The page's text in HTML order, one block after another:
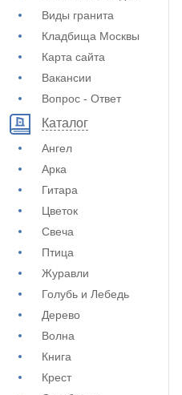
Виды гранита
Кладбища Москвы
Карта сайта
Вакансии
Вопрос - Ответ
Каталог
Ангел
Арка
Гитара
Цветок
Свеча
Птица
Журавли
Голубь и Лебедь
Дерево
Волна
Книга
Крест